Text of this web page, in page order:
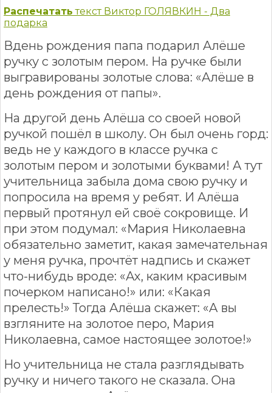
Распечатать текст Виктор ГОЛЯВКИН - Два
подарка
Вдень рождения папа подарил Алёше
ручку с золотым пером. На ручке были
выгравированы золотые слова: «Алёше в
день рождения от папы».
На другой день Алёша со своей новой
ручкой пошёл в школу. Он был очень горд:
ведь не у каждого в классе ручка с
золотым пером и золотыми буквами! А тут
учительница забыла дома свою ручку и
попросила на время у ребят. И Алёша
первый протянул ей своё сокровище. И
при этом подумал: «Мария Николаевна
обязательно заметит, какая замечательная
у меня ручка, прочтёт надпись и скажет
что-нибудь вроде: «Ах, каким красивым
почерком написано!» или: «Какая
прелесть!» Тогда Алёша скажет: «А вы
взгляните на золотое перо, Мария
Николаевна, самое настоящее золотое!»
Но учительница не стала разглядывать
ручку и ничего такого не сказала. Она